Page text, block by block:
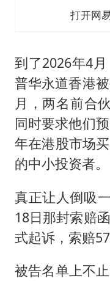
打开网
到了2026年4月
普华永道香港
月，两名前合
同时要求他们
年在港股市场
的中小投资者。
真正让人倒吸
18日那封索赔
式起诉，索赔
被告名单上不